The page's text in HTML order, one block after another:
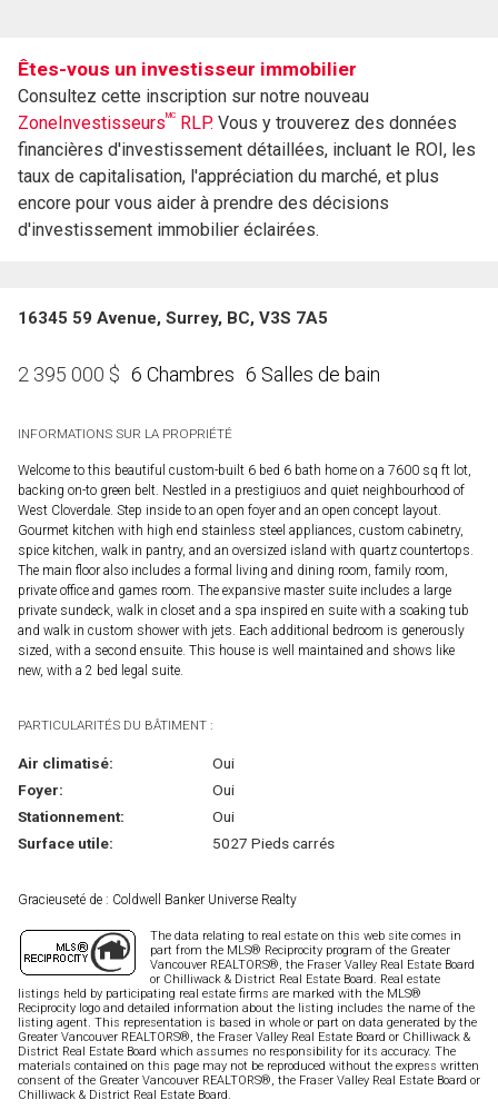
Êtes-vous un investisseur immobilier
Consultez cette inscription sur notre nouveau
ZoneInvestisseursMC RLP. Vous y trouverez des données
financières d'investissement détaillées, incluant le ROI, les
taux de capitalisation, l'appréciation du marché, et plus
encore pour vous aider à prendre des décisions
d'investissement immobilier éclairées.
16345 59 Avenue, Surrey, BC, V3S 7A5
2 395 000 $ 6 Chambres 6 Salles de bain
INFORMATIONS SUR LA PROPRIÉTÉ
Welcome to this beautiful custom-built 6 bed 6 bath home on a 7600 sq ft lot,
backing on-to green belt. Nestled in a prestigiuos and quiet neighbourhood of
West Cloverdale. Step inside to an open foyer and an open concept layout.
Gourmet kitchen with high end stainless steel appliances, custom cabinetry,
spice kitchen, walk in pantry, and an oversized island with quartz countertops.
The main floor also includes a formal living and dining room, family room,
private office and games room. The expansive master suite includes a large
private sundeck, walk in closet and a spa inspired en suite with a soaking tub
and walk in custom shower with jets. Each additional bedroom is generously
sized, with a second ensuite. This house is well maintained and shows like
new, with a 2 bed legal suite.
PARTICULARITÉS DU BÂTIMENT :
Air climatisé:
Oui
Foyer:
Oui
Stationnement:
Oui
Surface utile:
5027 Pieds carrés
Gracieuseté de : Coldwell Banker Universe Realty
The data relating to real estate on this web site comes in
part from the MLS® Reciprocity program of the Greater
Vancouver REALTORS®, the Fraser Valley Real Estate Board
or Chilliwack & District Real Estate Board. Real estate
listings held by participating real estate firms are marked with the MLS®
Reciprocity logo and detailed information about the listing includes the name of the
listing agent. This representation is based in whole or part on data generated by the
Greater Vancouver REALTORS®, the Fraser Valley Real Estate Board or Chilliwack &
District Real Estate Board which assumes no responsibility for its accuracy. The
materials contained on this page may not be reproduced without the express written
consent of the Greater Vancouver REALTORS®, the Fraser Valley Real Estate Board or
Chilliwack & District Real Estate Board.